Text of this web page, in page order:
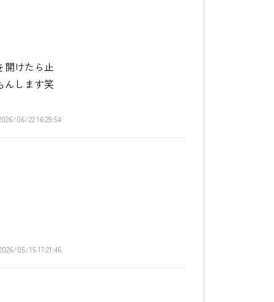
開けたら止
んします笑
06/22 16:29:54
05/15 17:21:46